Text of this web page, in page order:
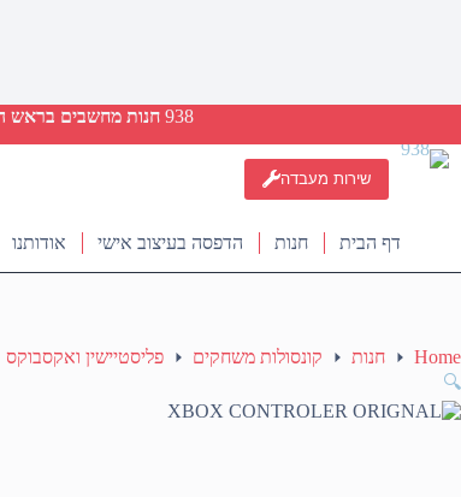
938 חנות מחשבים בראש
שירות מעבדה
דף הבית חנות הדפסה בעיצוב אישי אודותנו
Home חנות קונסולות משחקים פליסטיישין ואקסבוקס
🔍